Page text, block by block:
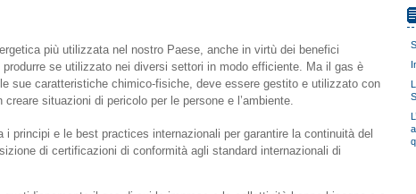
più utilizzata nel nostro Paese, anche in virtù dei benefici
se utilizzato nei diversi settori in modo efficiente. Ma il gas è
sue caratteristiche chimico-fisiche, deve essere gestito e utilizzato con
situazioni di pericolo per le persone e l’ambiente.
i principi e le best practices internazionali per garantire la continuità del
di certificazioni di conformità agli standard internazionali di